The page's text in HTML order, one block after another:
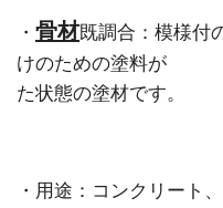
・ 骨材既調合：模様付
けのための
た状態の塗材です。
・用途：コンクリート